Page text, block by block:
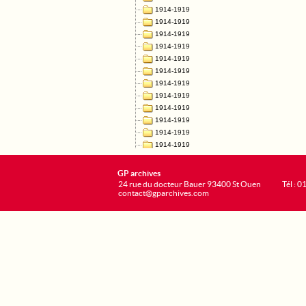
GP archives
24 rue du docteur Bauer 93400 St Ouen
contact@gparchives.com
Tél :